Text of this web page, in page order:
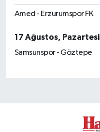
Amed - Erzurumspor FK
17 Ağustos, Pazartesi
Samsunspor - Göztepe